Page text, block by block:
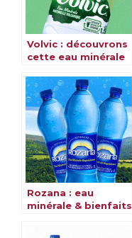
Volvic : découvrons
cette eau minérale
Rozana : eau
minérale & bienfaits